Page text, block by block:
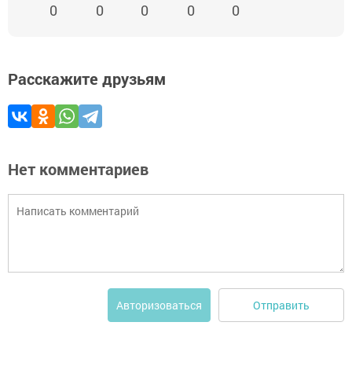
0 0 0 0 0
Расскажите друзьям
Нет комментариев
Авторизоваться Отправить